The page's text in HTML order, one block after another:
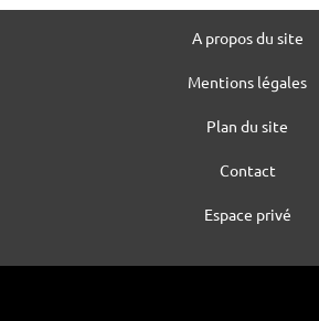
A propos du site
Mentions légales
Plan du site
Contact
Espace privé